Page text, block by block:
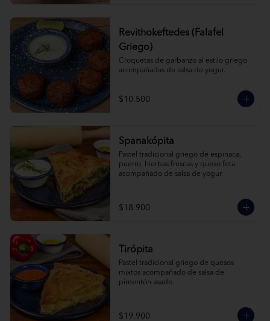
Revithokeftedes (Falafel
Griego)
Croquetas de garbanzo al estilo griego
acompañadas de salsa de yogur.
$10.500
Spanakópita
Pastel tradicional griego de espinaca,
puerro, hierbas frescas y queso feta
acompañado de salsa de yogur.
$18.900
Tirópita
Pastel tradicional griego de quesos
mixtos acompañado de salsa de
pimentón asado.
$19.900